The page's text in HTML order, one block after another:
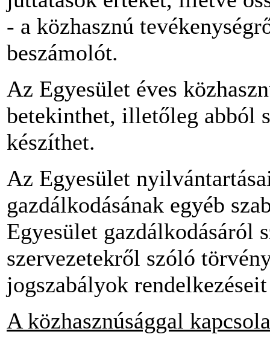
- a közhasznú
beszámolót.
Az Egyesület éves
betekinthet, illetőleg abból
készíthet.
Az Egyesület
gazdálkodásának egyéb
Egyesület gazdálkodásáról
szervezetekről szóló
jogszabályok
A közhasznúsággal